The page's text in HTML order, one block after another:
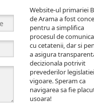
Website-ul primariei
de Arama a fost
pentru a simplifica
procesul de
cu cetatenii, dar si
a asigura
decizionala potrivit
prevederilor
vigoare. Speram ca
navigarea sa fie
usoara!